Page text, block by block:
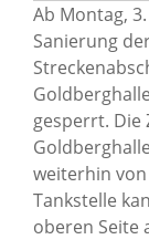
Ab Montag,
Sanierung
gesperrt. Die
weiterhin
Tankstelle
oberen Seite